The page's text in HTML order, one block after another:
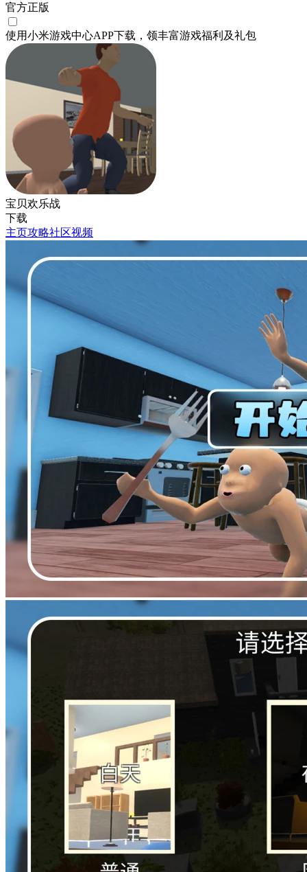
官方正版
使用小米游戏中心APP下载 ，领丰富游戏福利 及礼包
宝贝欢乐战
下载
主页攻略社区视频